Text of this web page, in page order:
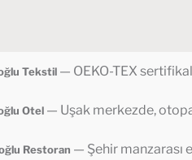
Tekstil — OEKO-TEX
Otel — Uşak merkezde,
Restoran — Şehir manzarası